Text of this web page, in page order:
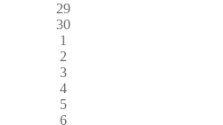
29
30
1
2
3
4
5
6